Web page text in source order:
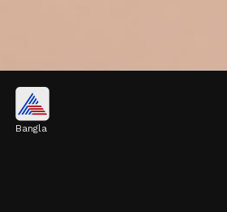
বল লকেট দেওয়া
বল ডিজাইনের লকেট দেওয়া
Bangla